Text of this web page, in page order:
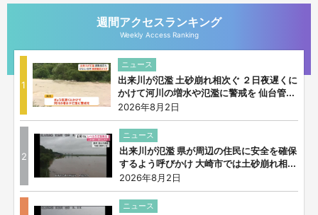
週間アクセスランキング
Weekly Access Ranking
1
ニュース
出来川が氾濫 土砂崩れ相次ぐ ２日夜遅くに
かけて河川の増水や氾濫に警戒を 仙台管...
2026年8月2日
2
ニュース
出来川が氾濫 県が周辺の住民に安全を確保
するよう呼びかけ 大崎市では土砂崩れ相...
2026年8月2日
ニュース